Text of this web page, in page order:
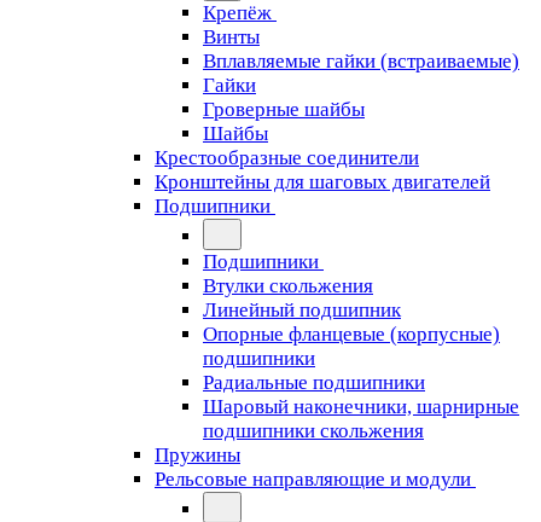
Крепёж
Винты
Вплавляемые гайки (встраиваемые)
Гайки
Гроверные шайбы
Шайбы
Крестообразные соединители
Кронштейны для шаговых двигателей
Подшипники
Подшипники
Втулки скольжения
Линейный подшипник
Опорные фланцевые (корпусные)
подшипники
Радиальные подшипники
Шаровый наконечники, шарнирные
подшипники скольжения
Пружины
Рельсовые направляющие и модули